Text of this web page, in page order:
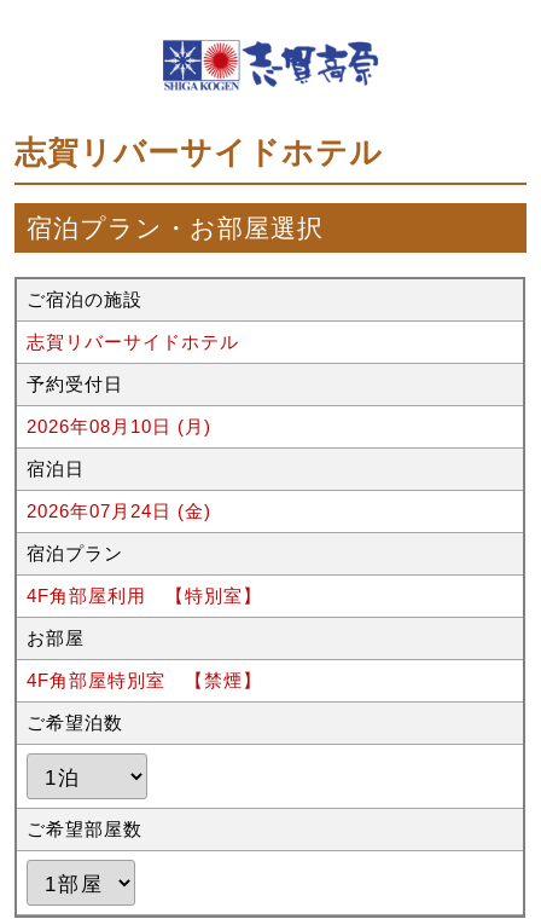
志賀リバーサイドホテル
宿泊プラン・お部屋選択
ご宿泊の施設
志賀リバーサイドホテル
予約受付日
2026年08月10日 (月)
宿泊日
2026年07月24日 (金)
宿泊プラン
4F角部屋利用 【特別室】
お部屋
4F角部屋特別室 【禁煙】
ご希望泊数
ご希望部屋数